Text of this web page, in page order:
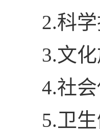
2.科
3.文
4.社
5.卫